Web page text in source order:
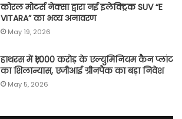
कोरल मोटर्स नेक्सा द्वारा नई इलेक्ट्रिक SUV “E
VITARA” का भव्य अनावरण
May 19, 2026
हाथरस में ₹1,000 करोड़ के एल्युमिनियम कैन प्लांट
का शिलान्यास, एजीआई ग्रीनपैक का बड़ा निवेश
May 5, 2026